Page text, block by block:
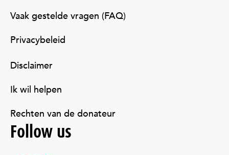
Vaak gestelde vragen (FAQ)
Privacybeleid
Disclaimer
Ik wil helpen
Rechten van de donateur
Follow us